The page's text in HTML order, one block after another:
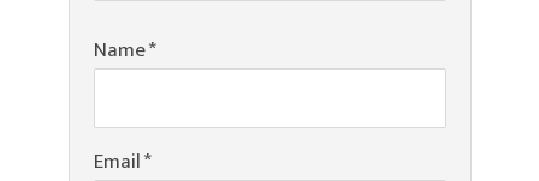
Name*
Email*